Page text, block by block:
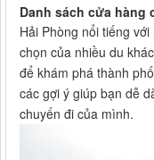
Danh sách cửa hàng
Hải Phòng nổi tiếng
chọn của nhiều du
để khám phá thành
các gợi ý giúp bạn dễ
chuyến đi của mình.